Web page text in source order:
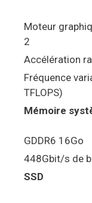
Moteur
2
Accélération
Fréquence
TFLOPS)
Mémoire
GDDR6 16Go
448Gbit/s de
SSD